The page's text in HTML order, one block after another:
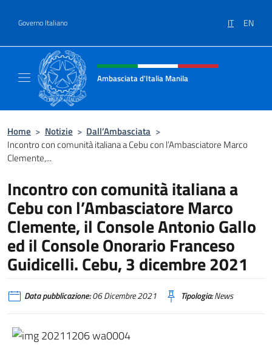
Governo Italiano IT EN
Intestazione sito, social e menù
Ambasciata d'Italia Manila
Home > Notizie > Dall’Ambasciata >
Incontro con comunità italiana a Cebu con l’Ambasciatore Marco
Clemente,...
Incontro con comunità italiana a
Cebu con l’Ambasciatore Marco
Clemente, il Console Antonio Gallo
ed il Console Onorario Franceso
Guidicelli. Cebu, 3 dicembre 2021
Data pubblicazione:06 Dicembre 2021 Tipologia:News